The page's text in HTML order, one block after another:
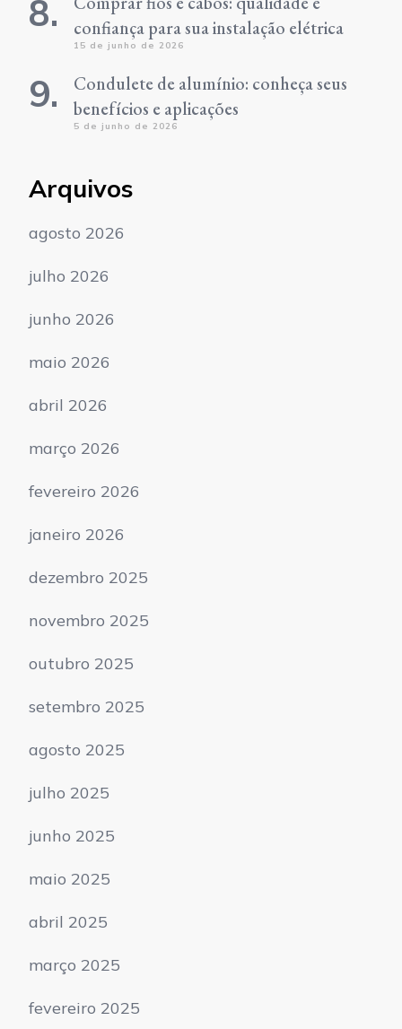
confiança para sua instalação elétrica
15 de junho de 2026
Condulete de alumínio: conheça seus
benefícios e aplicações
5 de junho de 2026
Arquivos
agosto 2026
julho 2026
junho 2026
maio 2026
abril 2026
março 2026
fevereiro 2026
janeiro 2026
dezembro 2025
novembro 2025
outubro 2025
setembro 2025
agosto 2025
julho 2025
junho 2025
maio 2025
abril 2025
março 2025
fevereiro 2025